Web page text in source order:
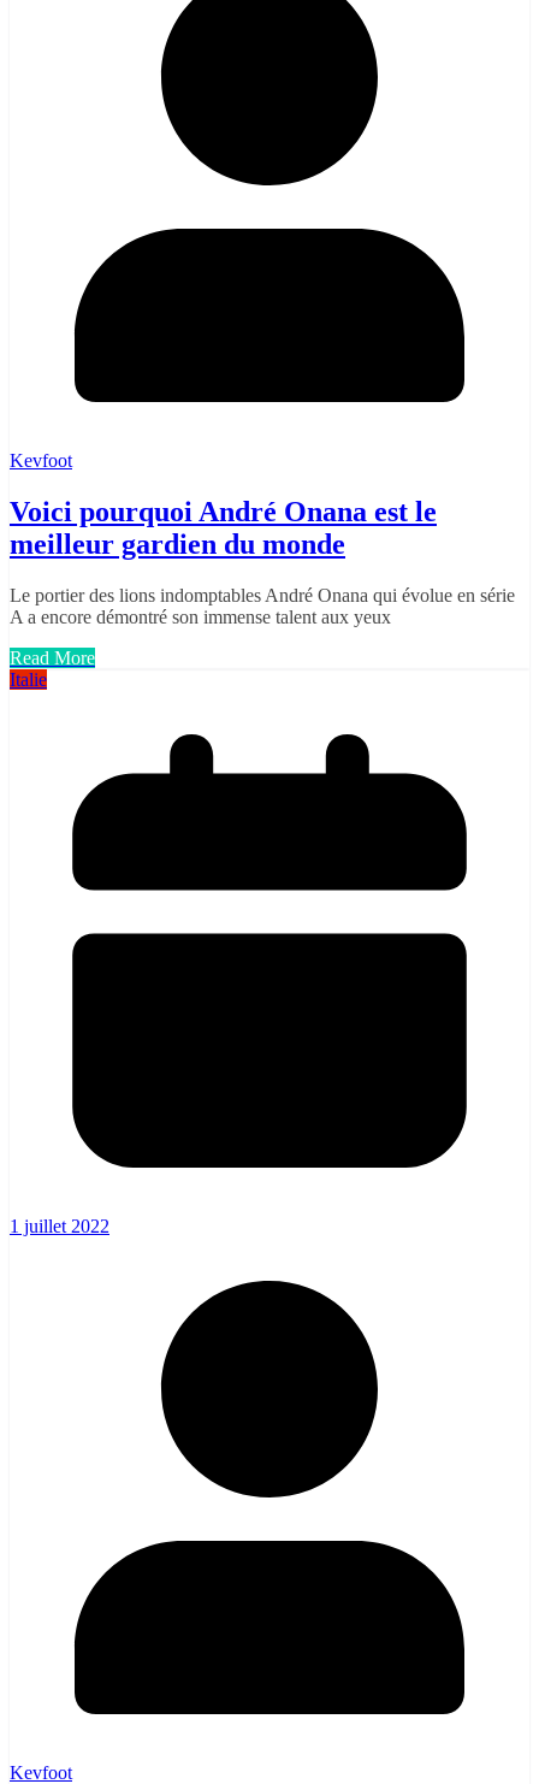
Kevfoot
Voici pourquoi André Onana est le
meilleur gardien du monde
Le portier des lions indomptables André Onana qui évolue en série
A a encore démontré son immense talent aux yeux
Read More
Italie
1 juillet 2022
Kevfoot